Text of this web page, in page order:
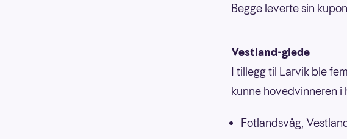
Begge leverte sin
Vestland-glede
I tillegg til Larvik ble
kunne hovedvinneren
Fotlandsvåg,